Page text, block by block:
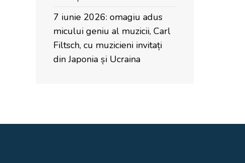
7 iunie 2026: omagiu adus
micului geniu al muzicii, Carl
Filtsch, cu muzicieni invitați
din Japonia și Ucraina